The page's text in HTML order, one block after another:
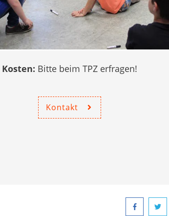
Kosten: Bitte beim TPZ erfragen!
Kontakt